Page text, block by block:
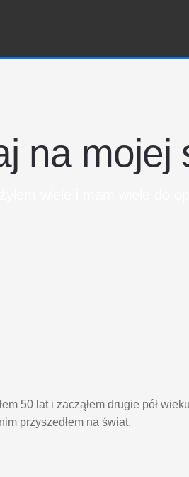
na mojej
50 lat i zacząłem drugie pół
przyszedłem na świat.